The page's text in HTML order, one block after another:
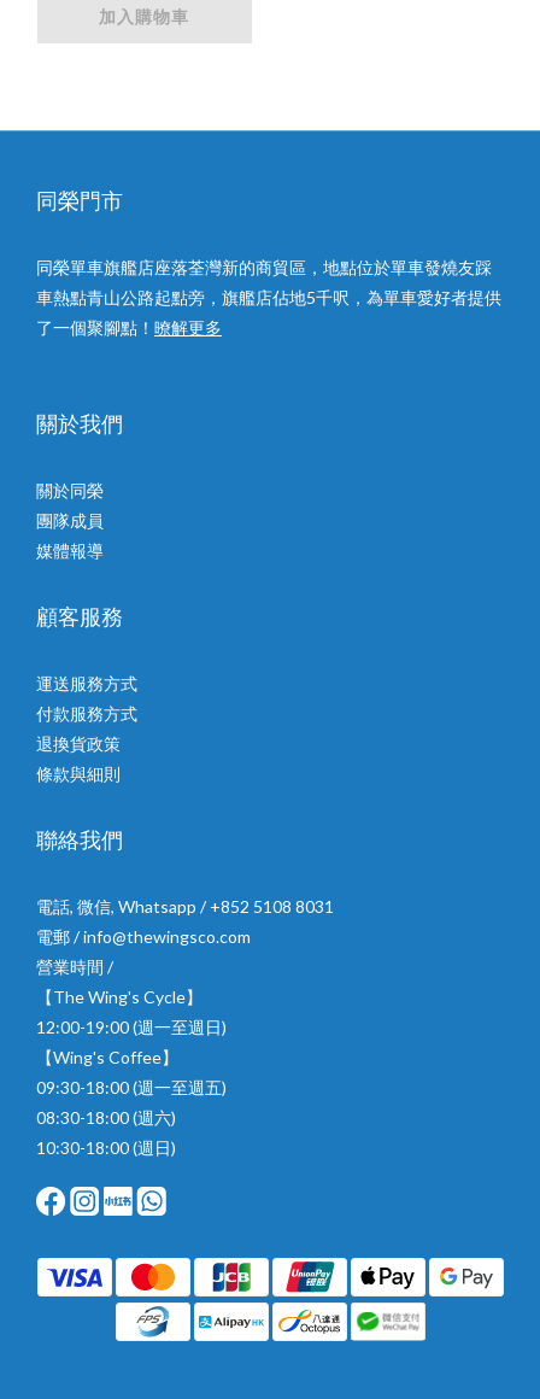
加入購物車
同榮門市
同榮單車旗艦店座落荃灣新的商貿區，地點位於單車發燒友踩
車熱點青山公路起點旁，旗艦店佔地5千呎，為單車愛好者提供
了一個聚腳點！ 暸解更多
關於我們
關於同榮
團隊成員
媒體報導
顧客服務
運送服務方式
付款服務方式
退換貨政策
條款與細則
聯絡我們
電話, 微信, Whatsapp / +852 5108 8031
電郵 / info@thewingsco.com
營業時間 /
【The Wing's Cycle】
12:00-19:00 (週一至週日)
【Wing's Coffee】
09:30-18:00 (週一至週五)
08:30-18:00 (週六)
10:30-18:00 (週日)